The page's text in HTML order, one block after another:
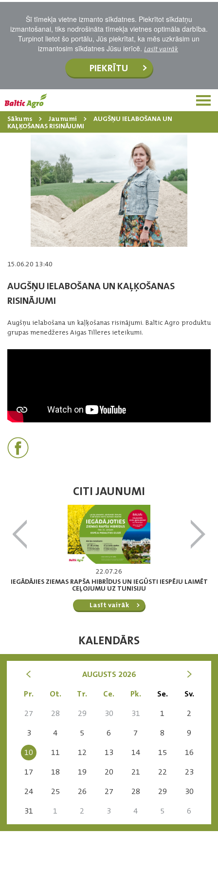
Šī tīmekļa vietne izmanto sīkdatnes. Piekrītot sīkdatņu
izmantošanai, tiks nodrošināta tīmekļa vietnes optimāla darbība.
Turpinot lietot šo portālu, Jūs piekrītat, ka mēs uzkrāsim un
izmantosim sīkdatnes Jūsu ierīcē. Lasīt vairāk
PIEKRĪTU
Sākums Jaunumi
AUGŠŅU IELABOŠANA UN
KAĻĶOŠANAS RISINĀJUMI
15.06.20 13:40
AUGŠŅU IELABOŠANA UN KAĻĶOŠANAS
RISINĀJUMI
Augšņu ielabošana un kaļķošanas risinājumi. Baltic Agro produktu
grupas menedžeres Aigas Tilleres ieteikumi.
CITI JAUNUMI
22.07.26
IEGĀDĀJIES ZIEMAS RAPŠA HIBRĪDUS UN IEGŪSTI IESPĒJU LAIMĒT
CEĻOJUMU UZ TUNISIJU
Lasīt vairāk
KALENDĀRS
< AUGUSTS 2026 >
Pr. Ot. Tr. Ce. Pk. Se.
Sv.
27
28 29 30 31 1
2
3
4 5 6 7 8
9
10
11 12 13 14 15
16
17
18 19 20 21 22
23
24
25 26 27 28 29
30
31
1 2 3 4 5 6